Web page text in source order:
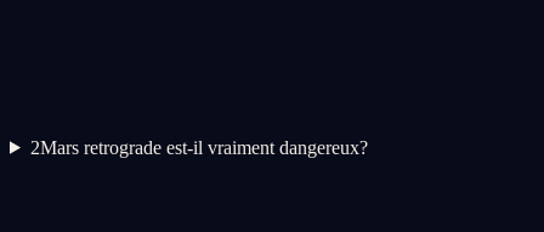
2Mars retrograde est-il vraiment dangereux?